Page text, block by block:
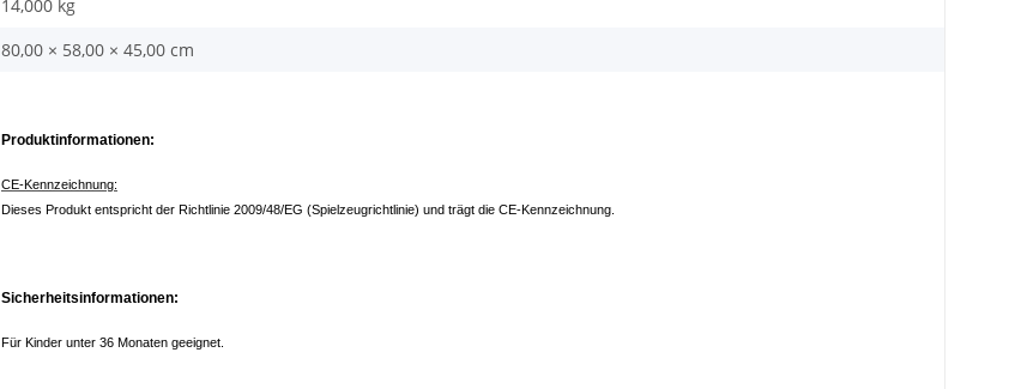
14,000 kg
80,00 × 58,00 × 45,00 cm
Produktinformationen:
CE-Kennzeichnung:
Dieses Produkt entspricht der Richtlinie 2009/48/EG (Spielzeugrichtlinie) und trägt die CE-Kennzeichnung.
Sicherheitsinformationen:
Für Kinder unter 36 Monaten geeignet.